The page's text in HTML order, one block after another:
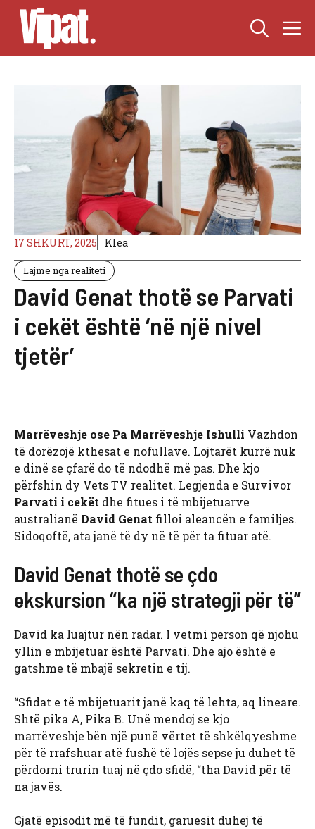
Skip
content
17 SHKURT, 2025 Klea
Lajme nga realiteti
David Genat thotë se Parvati
i cekët është ‘në një nivel
tjetër’
Marrëveshje ose Pa Marrëveshje Ishulli Vazhdon
të dorëzojë kthesat e nofullave. Lojtarët kurrë nuk
e dinë se çfarë do të ndodhë më pas. Dhe kjo
përfshin dy Vets TV realitet. Legjenda e Survivor
Parvati i cekët dhe fitues i të mbijetuarve
australianë David Genat filloi aleancën e familjes.
Sidoqoftë, ata janë të dy në të për ta fituar atë.
David Genat thotë se çdo
ekskursion “ka një strategji për të”
David ka luajtur nën radar. I vetmi person që njohu
yllin e mbijetuar është Parvati. Dhe ajo është e
gatshme të mbajë sekretin e tij.
“Sfidat e të mbijetuarit janë kaq të lehta, aq lineare.
Shtë pika A, Pika B. Unë mendoj se kjo
marrëveshje bën një punë vërtet të shkëlqyeshme
për të rrafshuar atë fushë të lojës sepse ju duhet të
përdorni trurin tuaj në çdo sfidë, “tha David për të
na javës.
Gjatë episodit më të fundit, garuesit duhej të